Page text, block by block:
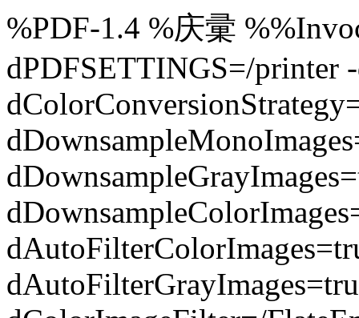
%PDF-1.4 %庆彚
dPDFSETTINGS=/printer